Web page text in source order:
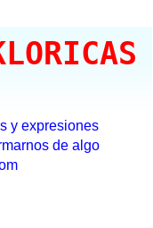
y expresiones
de algo